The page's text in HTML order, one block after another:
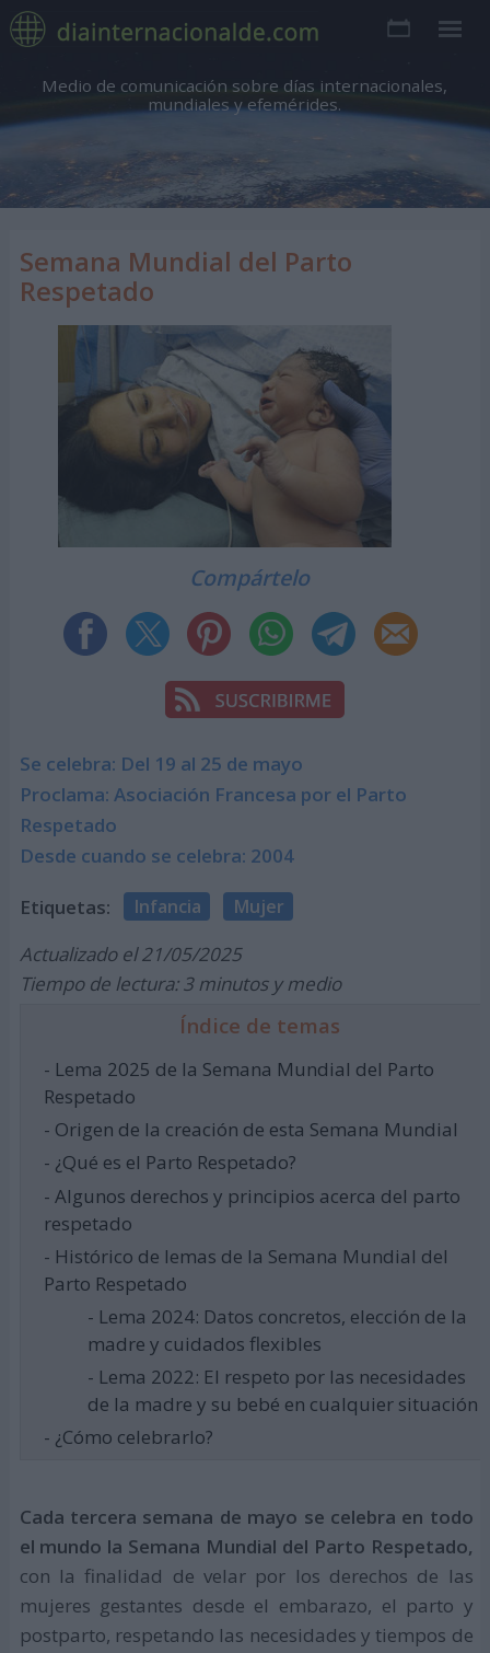
Medio de comunicación sobre días internacionales,
mundiales y efemérides.
Semana Mundial del Parto
Respetado
Compártelo
Se celebra: Del 19 al 25 de mayo
Proclama: Asociación Francesa por el Parto
Respetado
Desde cuando se celebra: 2004
Etiquetas: Infancia Mujer
Actualizado el 21/05/2025
Tiempo de lectura: 3 minutos y medio
Índice de temas
- Lema 2025 de la Semana Mundial del Parto
Respetado
- Origen de la creación de esta Semana Mundial
- ¿Qué es el Parto Respetado?
- Algunos derechos y principios acerca del parto
respetado
- Histórico de lemas de la Semana Mundial del
Parto Respetado
- Lema 2024: Datos concretos, elección de la
madre y cuidados flexibles
- Lema 2022: El respeto por las necesidades
de la madre y su bebé en cualquier situación
- ¿Cómo celebrarlo?
Cada tercera semana de mayo se celebra en todo
el mundo la Semana Mundial del Parto Respetado,
con la finalidad de velar por los derechos de las
mujeres gestantes desde el embarazo, el parto y
postparto, respetando las necesidades y tiempos de